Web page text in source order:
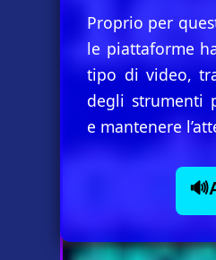
Proprio per
le piattaforme
tipo di video,
degli strumenti
e mantenere